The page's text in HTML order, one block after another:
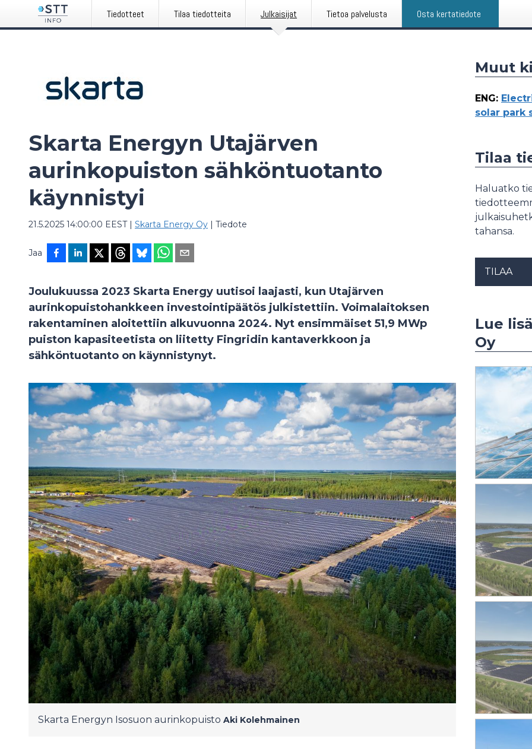
Tiedotteet Tilaa tiedotteita Julkaisijat Tietoa palvelusta Osta kertatiedote
Skarta Energyn Utajärven
aurinkopuiston sähköntuotanto
käynnistyi
21.5.2025 14:00:00 EEST| Skarta Energy Oy | Tiedote
Jaa
Joulukuussa 2023 Skarta Energy uutisoi laajasti, kun Utajärven
aurinkopuistohankkeen investointipäätös julkistettiin. Voimalaitoksen
rakentaminen aloitettiin alkuvuonna 2024. Nyt ensimmäiset 51,9 MWp
puiston kapasiteetista on liitetty Fingridin kantaverkkoon ja
sähköntuotanto on käynnistynyt.
Skarta Energyn Isosuon aurinkopuisto Aki Kolehmainen
Muut
ENG:
solar park
Tilaa
Haluatko
tahansa.
TILAA
Lue
Oy